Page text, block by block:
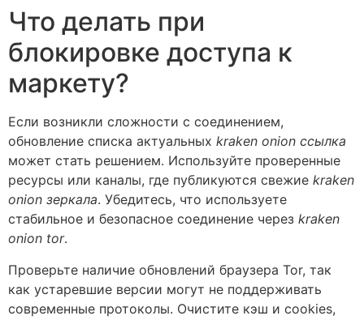
Что делать при
блокировке доступа к
маркету?
Если возникли сложности с соединением,
обновление списка актуальных kraken onion ссылка
может стать решением. Используйте проверенные
ресурсы или каналы, где публикуются свежие kraken
onion зеркала. Убедитесь, что используете
стабильное и безопасное соединение через kraken
onion tor.
Проверьте наличие обновлений браузера Tor, так
как устаревшие версии могут не поддерживать
современные протоколы. Очистите кэш и cookies,